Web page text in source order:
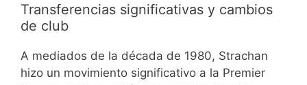
Transferencias significativas y cambios
de club
A mediados de la década de 1980, Strachan
hizo un movimiento significativo a la Premier